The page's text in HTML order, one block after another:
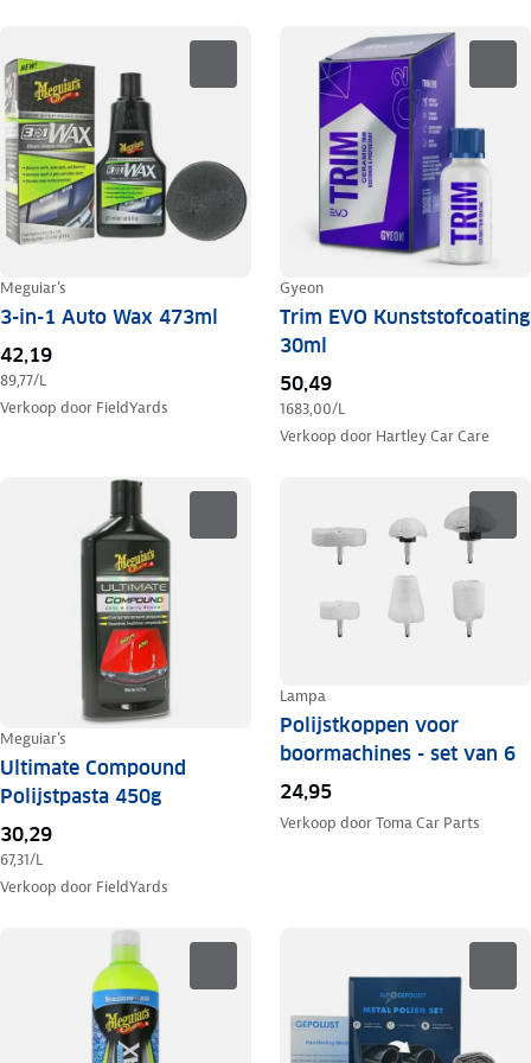
Meguiar's
3-in-1 Auto Wax 473ml
42,19
89,77/L
Verkoop door FieldYards
Gyeon
Trim EVO Kunststofcoating
30ml
50,49
1683,00/L
Verkoop door Hartley Car Care
Meguiar's
Ultimate Compound
Polijstpasta 450g
30,29
67,31/L
Verkoop door FieldYards
Lampa
Polijstkoppen voor
boormachines - set van 6
24,95
Verkoop doorToma Car Parts